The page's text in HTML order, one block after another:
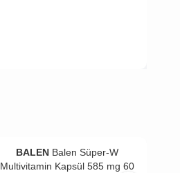
BALEN Balen Süper-W
Multivitamin Kapsül 585 mg 60